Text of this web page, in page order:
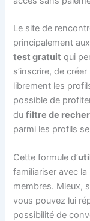
Le site de
principalement
test gratuit qui
s’inscrire, de
librement les
possible de
dufiltre de
parmi les profils
Cette formule d’
familiariser avec
membres. Mieux,
vous pouvez lui
possibilité de